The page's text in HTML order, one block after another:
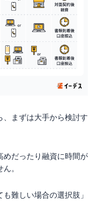
まずは大手から検討す
めだったり融資に時間が
。
難しい場合の選択肢」